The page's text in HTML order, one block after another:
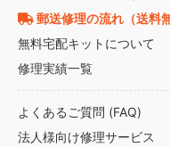
郵送修理の流れ（送料
無料宅配キットについて
修理実績一覧
よくあるご質問 (FAQ)
法人様向け修理サービス